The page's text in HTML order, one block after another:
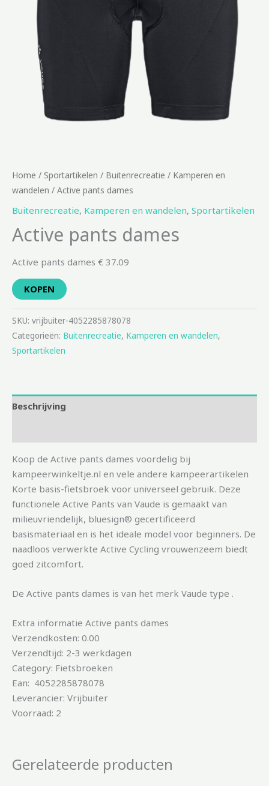
Home / Sportartikelen / Buitenrecreatie / Kamperen en
wandelen / Active pants dames
Buitenrecreatie, Kamperen en wandelen, Sportartikelen
Active pants dames
Active pants dames € 37.09
KOPEN
SKU: vrijbuiter-4052285878078
Categorieën: Buitenrecreatie, Kamperen en wandelen,
Sportartikelen
Beschrijving
Koop de Active pants dames voordelig bij
kampeerwinkeltje.nl en vele andere kampeerartikelen
Korte basis-fietsbroek voor universeel gebruik. Deze
functionele Active Pants van Vaude is gemaakt van
milieuvriendelijk, bluesign® gecertificeerd
basismateriaal en is het ideale model voor beginners. De
naadloos verwerkte Active Cycling vrouwenzeem biedt
goed zitcomfort.
De Active pants dames is van het merk Vaude type .
Extra informatie Active pants dames
Verzendkosten: 0.00
Verzendtijd: 2-3 werkdagen
Category: Fietsbroeken
Ean: 4052285878078
Leverancier: Vrijbuiter
Voorraad: 2
Gerelateerde producten